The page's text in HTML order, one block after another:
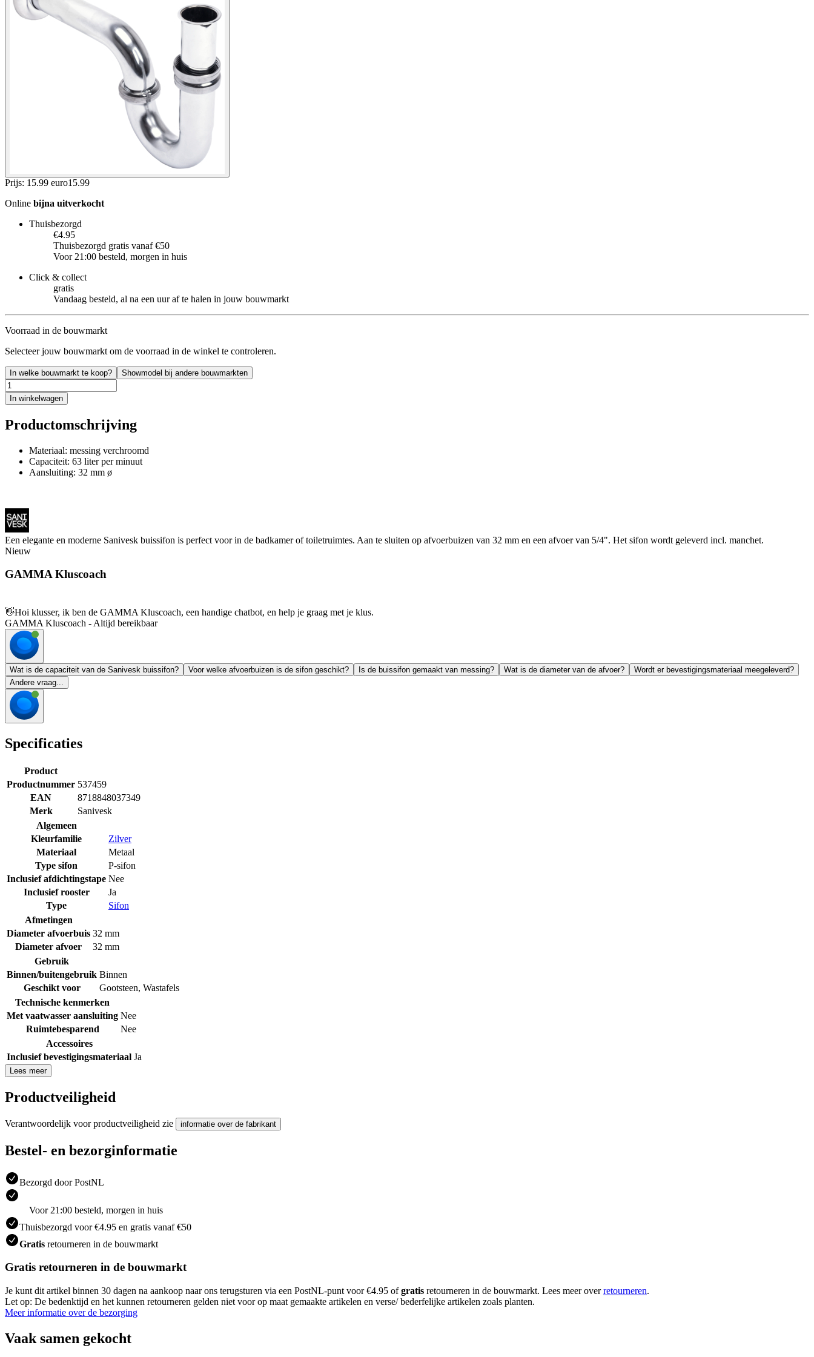
Prijs: 15.99 euro15.99
Online bijna uitverkocht
Thuisbezorgd
€4.95
Thuisbezorgd gratis vanaf €50
Voor 21:00 besteld, morgen in huis
Click & collect
gratis
Vandaag besteld, al na een uur af te halen in jouw bouwmarkt
Voorraad in de bouwmarkt
Selecteer jouw bouwmarkt om de voorraad in de winkel te controleren.
In welke bouwmarkt te koop? Showmodel bij andere bouwmarkten
In winkelwagen
Productomschrijving
Materiaal: messing verchroomd
Capaciteit: 63 liter per minuut
Aansluiting: 32 mm ø
Een elegante en moderne Sanivesk buissifon is perfect voor in de badkamer of toiletruimtes. Aan te sluiten op afvoerbuizen van 32 mm en een afvoer van 5/4". Het sifon wordt geleverd incl. manchet.
Nieuw
GAMMA Kluscoach
👋Hoi klusser, ik ben de GAMMA Kluscoach, een handige chatbot, en help je graag met je klus.
GAMMA Kluscoach - Altijd bereikbaar
Wat is de capaciteit van de Sanivesk buissifon? Voor welke afvoerbuizen is de sifon geschikt? Is de buissifon gemaakt van messing? Wat is de diameter van de afvoer?
Wordt er bevestigingsmateriaal meegeleverd?
Andere vraag...
Specificaties
Product
Productnummer 537459
EAN
8718848037349
Merk
Sanivesk
Algemeen
Kleurfamilie
Zilver
Materiaal
Metaal
Type sifon
P-sifon
Inclusief afdichtingstape Nee
Inclusief rooster
Ja
Type
Sifon
Afmetingen
Diameter afvoerbuis 32 mm
Diameter afvoer
32 mm
Gebruik
Binnen/buitengebruik Binnen
Geschikt voor
Gootsteen, Wastafels
Technische kenmerken
Met vaatwasser aansluiting Nee
Ruimtebesparend
Nee
Accessoires
Inclusief bevestigingsmateriaal Ja
Lees meer
Productveiligheid
Verantwoordelijk voor productveiligheid zie informatie over de fabrikant
Bestel- en bezorginformatie
Bezorgd door PostNL
Voor 21:00 besteld, morgen in huis
Thuisbezorgd voor €4.95 en gratis vanaf €50
Gratis retourneren in de bouwmarkt
Gratis retourneren in de bouwmarkt
Je kunt dit artikel binnen 30 dagen na aankoop naar ons terugsturen via een PostNL-punt voor €4.95 ofgratis retourneren in de bouwmarkt. Lees meer overretourneren.
Let op: De bedenktijd en het kunnen retourneren gelden niet voor op maat gemaakte artikelen en verse/ bederfelijke artikelen zoals planten.
Meer informatie over de bezorging
Vaak samen gekocht